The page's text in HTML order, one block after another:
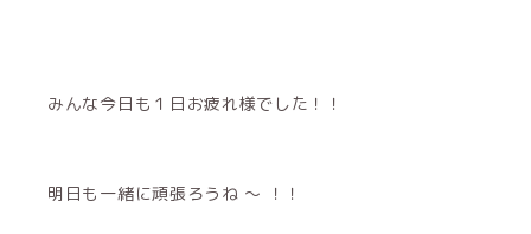
みんな今日も１日お疲れ様でした！！
明日も一緒に頑張ろうね 〜 ！！